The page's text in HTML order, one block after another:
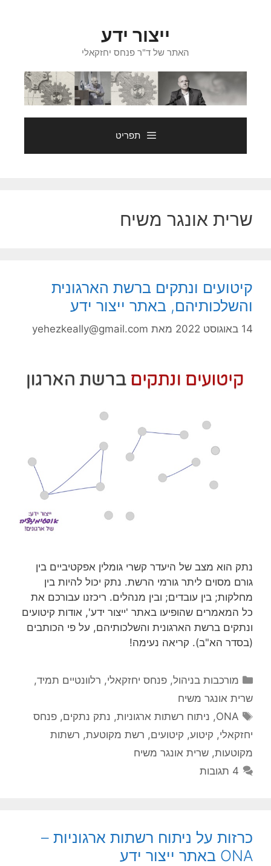
ייצור ידע
האתר של ד"ר פנחס יחזקאלי
תפריט
שרית אונגר משיח
קיטועים ונתקים ברשת הארגונית
והשלכותיהם, באתר ייצור ידע
14 באוגוסט 2022 מאת yehezkeally@gmail.com
נתק הוא מצב של היעדר קשרי גומלין אפקטיביים בין
גורם מסוים ליתר גורמי הרשת. נתק יכול להיות בין
מחלקות; בין עובדים; ובין מנהלים. ריכזנו עבורכם את
כל המאמרים שהופיעו באתר 'ייצור ידע', אודות קיטועים
ונתקים ברשת הארגונית והשלכותיהם, על פי הכותבים
(בסדר הא"ב). קריאה נעימה!
קטגוריות
מורכבות בניהול,פנחס יחזקאלי, רלוונטיים תמיד,
שרית אונגר משיח
תגיות
ONA
, ניתוח רשתות ארגוניות, נתק נתקים,פנחס
יחזקאלי, קיטוע, קיטועים, רשת מקוטעת, רשתות
מקוטעות, שרית אונגר משיח
4 תגובות
כרזות על ניתוח רשתות ארגוניות –
ONA באתר ייצור ידע